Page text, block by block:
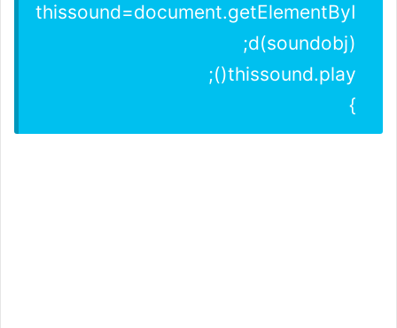
thissound=document.getElementByI
d(soundobj);
thissound.play();
}